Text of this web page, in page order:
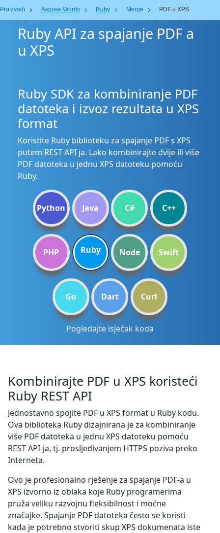
Proizvodi Aspose.Words Ruby Merge PDF u XPS
Ruby API za spajanje PDF a
u XPS
Ruby SDK za kombiniranje PDF
datoteka i izvoz rezultata u XPS
format
Koristite Ruby biblioteku za spajanje PDF s XPS
putem REST API ja. Lako kombinirajte dvije ili više
PDF datoteka u jednu XPS datoteku pomoću
Ruby.
Python Java C# C++
PHP Ruby Node Swift
Go Dart Curl
Pogledajte isječak koda
Kombinirajte PDF u XPS koristeći
Ruby REST API
Jednostavno spojite PDF u XPS format u Ruby kodu.
Ova biblioteka Ruby dizajnirana je za kombiniranje
više PDF datoteka u jednu XPS datoteku pomoću
REST API-ja, tj. prosljeđivanjem HTTPS poziva preko
Interneta.
Ovo je profesionalno rješenje za spajanje PDF-a u
XPS izvorno iz oblaka koje Ruby programerima
pruža veliku razvojnu fleksibilnost i moćne
značajke. Spajanje PDF datoteka često se koristi
kada je potrebno stvoriti skup XPS dokumenata iste